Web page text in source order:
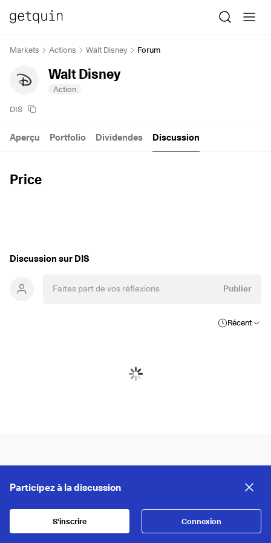
Markets Actions Walt Disney Forum
Walt Disney
Action
DIS
Price
Aperçu Portfolio Dividendes Discussion
Discussion sur DIS
Publier
Récent
Participez à la discussion
S'inscrire Connexion